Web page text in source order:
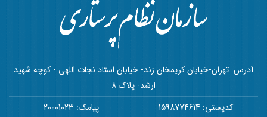
آدرس: تهران-خیابان کریمخان زند- خیابان استاد نجات اللهی - کوچه شهید
ارشد- پلاک 8
کدپستی: 1598774614
پیامک: 20001023